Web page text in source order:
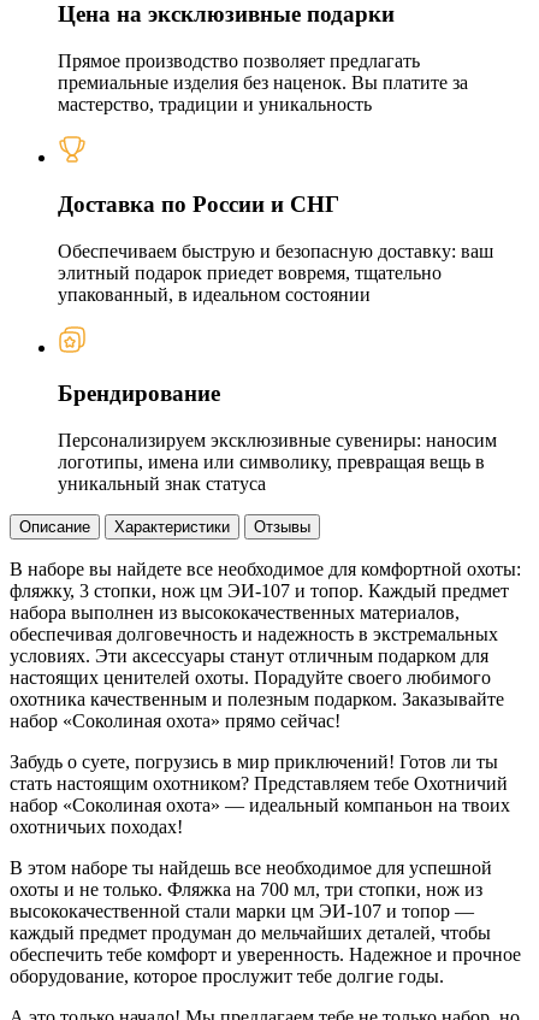
Цена на эксклюзивные подарки
Прямое производство позволяет предлагать
премиальные изделия без наценок. Вы платите за
мастерство, традиции и уникальность
Доставка по России и СНГ
Обеспечиваем быструю и безопасную доставку: ваш
элитный подарок приедет вовремя, тщательно
упакованный, в идеальном состоянии
Брендирование
Персонализируем эксклюзивные сувениры: наносим
логотипы, имена или символику, превращая вещь в
уникальный знак статуса
Описание Характеристики Отзывы
В наборе вы найдете все необходимое для комфортной охоты:
фляжку, 3 стопки, нож цм ЭИ-107 и топор. Каждый предмет
набора выполнен из высококачественных материалов,
обеспечивая долговечность и надежность в экстремальных
условиях. Эти аксессуары станут отличным подарком для
настоящих ценителей охоты. Порадуйте своего любимого
охотника качественным и полезным подарком. Заказывайте
набор «Соколиная охота» прямо сейчас!
Забудь о суете, погрузись в мир приключений! Готов ли ты
стать настоящим охотником? Представляем тебе Охотничий
набор «Соколиная охота» — идеальный компаньон на твоих
охотничьих походах!
В этом наборе ты найдешь все необходимое для успешной
охоты и не только. Фляжка на 700 мл, три стопки, нож из
высококачественной стали марки цм ЭИ-107 и топор —
каждый предмет продуман до мельчайших деталей, чтобы
обеспечить тебе комфорт и уверенность. Надежное и прочное
оборудование, которое прослужит тебе долгие годы.